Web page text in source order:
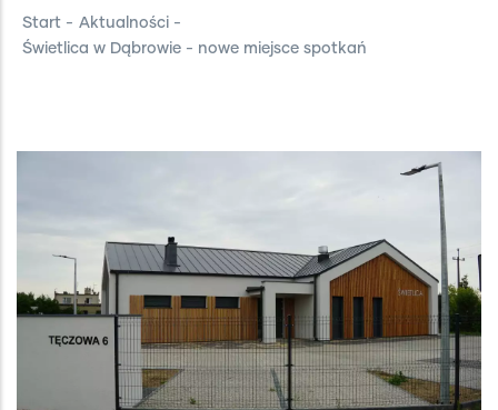
Start - Aktualności -
Świetlica w Dąbrowie - nowe miejsce spotkań